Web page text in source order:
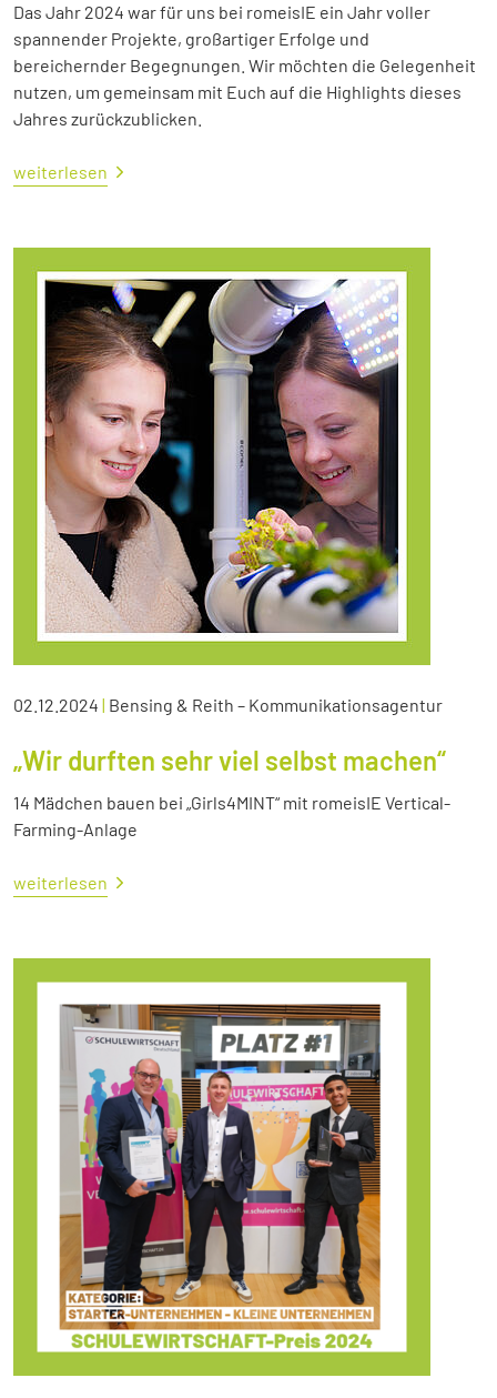
Das Jahr 2024 war für uns bei romeisIE ein Jahr voller
spannender Projekte, großartiger Erfolge und
bereichernder Begegnungen. Wir möchten die Gelegenheit
nutzen, um gemeinsam mit Euch auf die Highlights dieses
Jahres zurückzublicken.
weiterlesen
02.12.2024 | Bensing & Reith – Kommunikationsagentur
„Wir durften sehr viel selbst machen“
14 Mädchen bauen bei „Girls4MINT“ mit romeisIE Vertical-
Farming-Anlage
weiterlesen